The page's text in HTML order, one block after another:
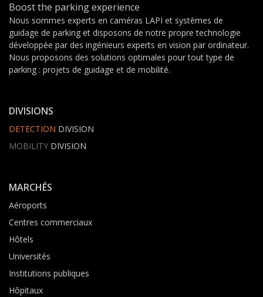
Boost the parking experience
Nous sommes experts en caméras LAPI et systèmes de
guidage de parking et disposons de notre propre technologie
développée par des ingénieurs experts en vision par ordinateur.
Nous proposons des solutions optimales pour tout type de
parking : projets de guidage et de mobilité.
DIVISIONS
DETECTION DIVISION
MOBILITY DIVISION
MARCHÉS
Aéroports
Centres commerciaux
Hôtels
Universités
Institutions publiques
Hôpitaux